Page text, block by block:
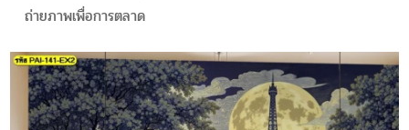
ถ่ายภาพเพื่อการตลาด